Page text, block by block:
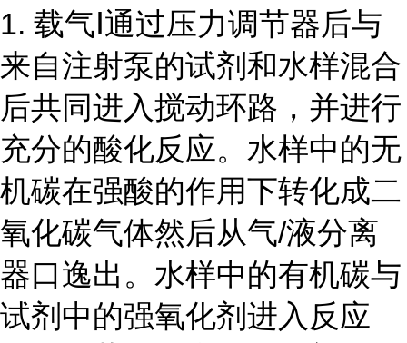
1. 载气Ⅰ通过压力调节器后与
来自注射泵的试剂和水样混合
后共同进入搅动环路，并进行
充分的酸化反应。水样中的无
机碳在强酸的作用下转化成二
氧化碳气体然后从气/液分离
器口逸出。水样中的有机碳与
试剂中的强氧化剂进入反应